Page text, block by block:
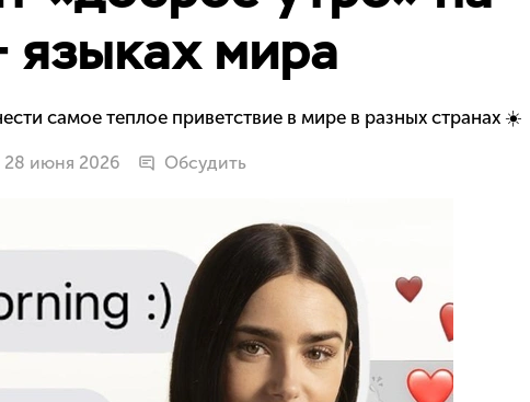
языках мира
самое теплое приветствие в мире в разных странах ☀️
28 июня 2026 Обсудить